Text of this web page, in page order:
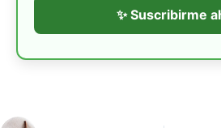
✨ Suscribirme